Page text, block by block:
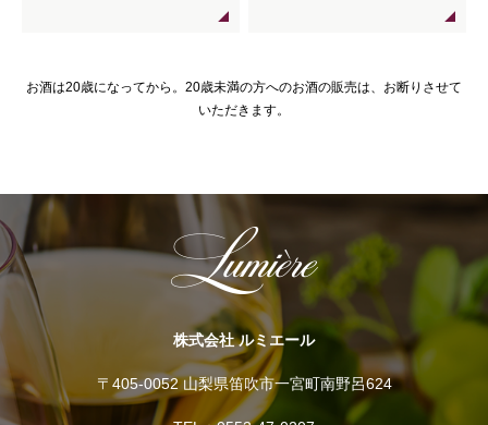
お酒は20歳になってから。20歳未満の方へのお酒の販売は、お断りさせて
いただきます。
株式会社 ルミエール
〒405-0052 山梨県笛吹市一宮町南野呂624